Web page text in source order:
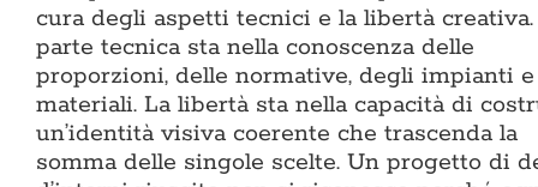
cura degli aspetti tecnici e la libertà creativa.
parte tecnica sta nella conoscenza delle
proporzioni, delle normative, degli impianti
materiali. La libertà sta nella capacità di
un’identità visiva coerente che trascenda la
somma delle singole scelte. Un progetto di